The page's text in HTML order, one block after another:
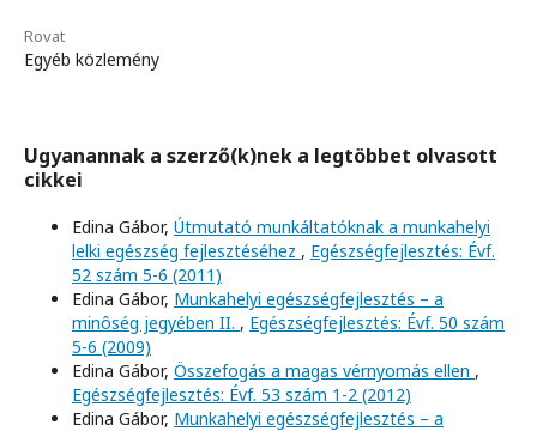
Rovat
Egyéb közlemény
Ugyanannak a szerző(k)nek a legtöbbet olvasott
cikkei
Edina Gábor, Útmutató munkáltatóknak a munkahelyi
lelki egészség fejlesztéséhez , Egészségfejlesztés: Évf.
52 szám 5-6 (2011)
Edina Gábor, Munkahelyi egészségfejlesztés – a
minôség jegyében II. , Egészségfejlesztés: Évf. 50 szám
5-6 (2009)
Edina Gábor, Összefogás a magas vérnyomás ellen ,
Egészségfejlesztés: Évf. 53 szám 1-2 (2012)
Edina Gábor, Munkahelyi egészségfejlesztés – a